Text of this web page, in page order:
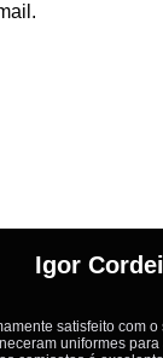
Emília